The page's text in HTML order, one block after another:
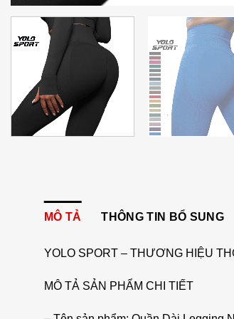
MÔ TẢ THÔNG TIN BỔ SUNG
YOLO SPORT – THƯƠNG HIỆU
MÔ TẢ SẢN PHẨM CHI TIẾT